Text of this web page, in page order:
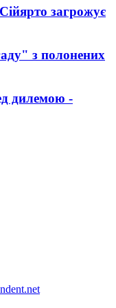
загрожує
з полонених
дилемою -